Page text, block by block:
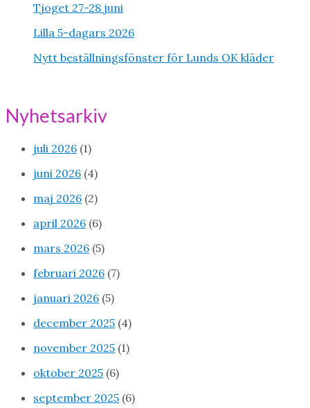
Tjoget 27-28 juni
Lilla 5-dagars 2026
Nytt beställningsfönster för Lunds OK kläder
Nyhetsarkiv
juli 2026 (1)
juni 2026 (4)
maj 2026 (2)
april 2026 (6)
mars 2026 (5)
februari 2026 (7)
januari 2026 (5)
december 2025 (4)
november 2025 (1)
oktober 2025 (6)
september 2025 (6)